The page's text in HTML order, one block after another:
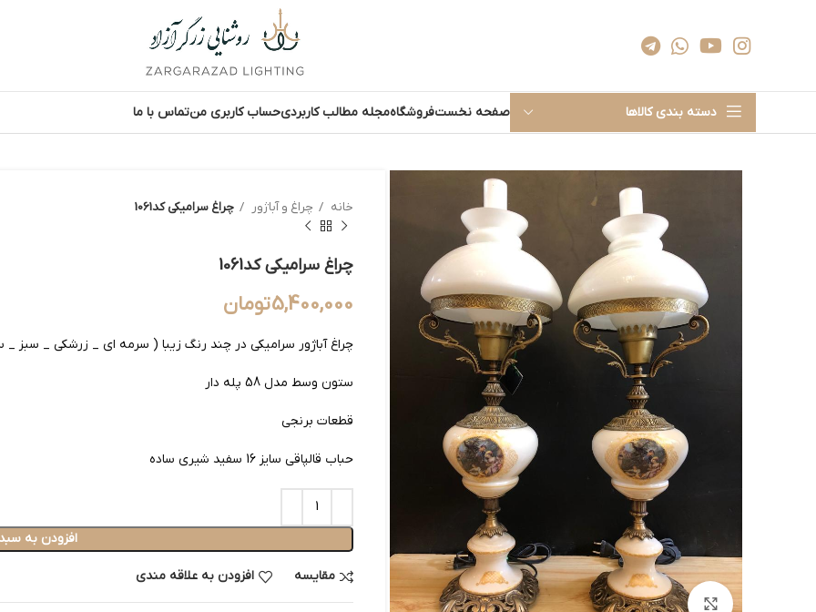
دسته بندی کالاها صفحه نخستفروشگاهمجله مطالب کاربردیحساب کاربری منتماس با ما
بزرگنمایی تصویر
خانه چراغ و آباژور چراغ سرامیکی کد1061
چراغ سرامیکی کد1061
5,400,000تومان
چراغ آباژور سرامیکی در چند رنگ زیبا ( سرمه ای _ زرشکی _ سبز _
ستون وسط مدل 58 پله دار
قطعات برنجی
حباب قالپاقی سایز 16 سفید شیری ساده
افزودن به
مقایسه افزودن به علاقه مندی